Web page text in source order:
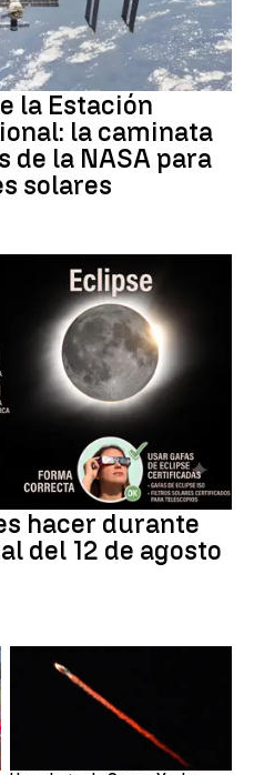
la Estación
la caminata
de la NASA para
solares
hacer durante
del 12 de agosto